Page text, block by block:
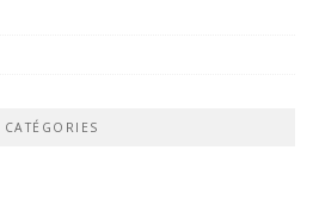
CATÉGORIES